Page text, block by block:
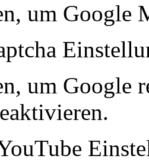
um Google
um Google